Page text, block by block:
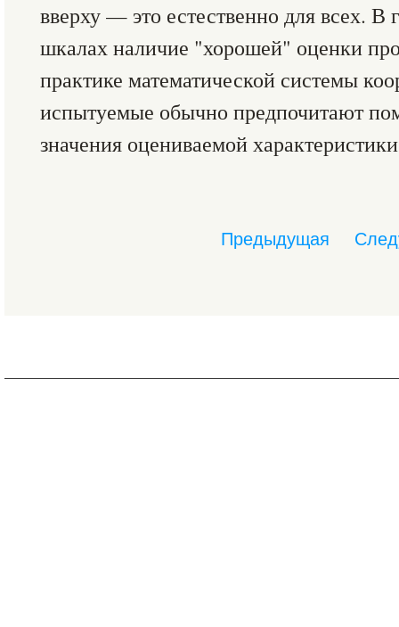
вверху — это естественно для всех. В
шкалах наличие "хорошей" оценки
практике математической системы
испытуемые обычно предпочитают
значения оцениваемой
Предыдущая